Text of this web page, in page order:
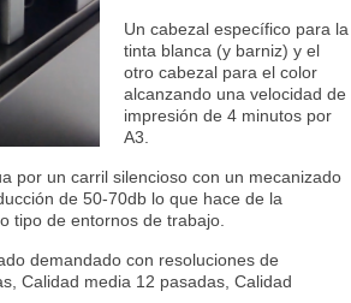
Un cabezal específico para la
tinta blanca (y barniz) y el
otro cabezal para el color
alcanzando una velocidad de
impresión de 4 minutos por
A3.
por un carril silencioso con un mecanizado
de 50-70db lo que hace de la
tipo de entornos de trabajo.
demandado con resoluciones de
Calidad media 12 pasadas, Calidad